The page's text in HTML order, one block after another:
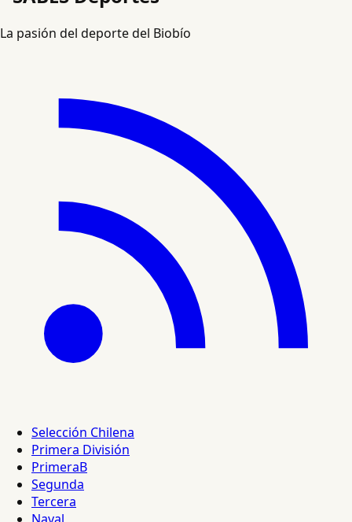
La pasión del deporte del Biobío
Selección Chilena
Primera División
PrimeraB
Segunda
Tercera